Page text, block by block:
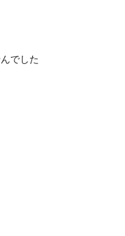
でした